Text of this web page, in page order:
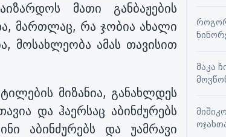
მათი განბაჟების
მართლაც, რა ჯობია ახალი
მოსახლეობა ამას თავისით
მიზანია, განახლდეს
და ჰაერსაც აბინძურებს
აბინძურებს და უამრავი
მაკა
გარეთ